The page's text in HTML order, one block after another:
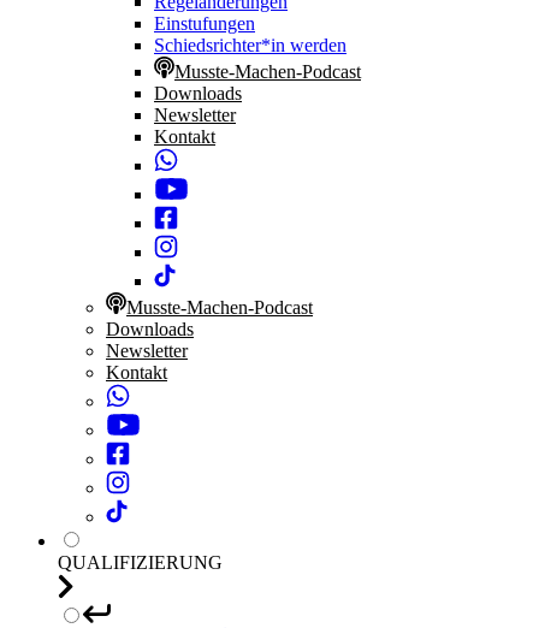
Einstufungen
Schiedsrichter*in werden
Musste-Machen-Podcast
Downloads
Newsletter
Kontakt
Musste-Machen-Podcast
Downloads
Newsletter
Kontakt
QUALIFIZIERUNG